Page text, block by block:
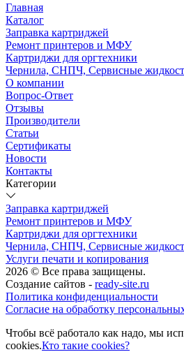
Главная
Каталог
Заправка картриджей
Ремонт принтеров и МФУ
Картриджи для оргтехники
Чернила, СНПЧ, Сервисные
О компании
Вопрос-Ответ
Отзывы
Производители
Статьи
Сертификаты
Новости
Контакты
Категории
Заправка картриджей
Ремонт принтеров и МФУ
Картриджи для оргтехники
Чернила, СНПЧ, Сервисные
Услуги печати и копирования
2026 © Все права защищены.
Создание сайтов - ready-site.ru
Политика конфиденциальности
Согласие на обработку
Чтобы всё работало как надо, мы
cookies.Кто такие cookies?